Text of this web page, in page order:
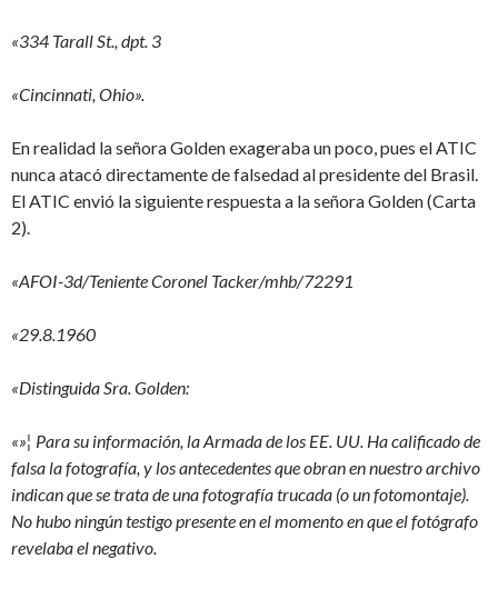
«334 Tarall St., dpt. 3
«Cincinnati, Ohio».
En realidad la señora Golden exageraba un poco, pues el ATIC
nunca atacó directamente de falsedad al presidente del Brasil.
El ATIC envió la siguiente respuesta a la señora Golden (Carta
2).
«AFOI-3d/Teniente Coronel Tacker/mhb/72291
«29.8.1960
«Distinguida Sra. Golden:
«»¦ Para su información, la Armada de los EE. UU. Ha calificado de
falsa la fotografía, y los antecedentes que obran en nuestro archivo
indican que se trata de una fotografía trucada (o un fotomontaje).
No hubo ningún testigo presente en el momento en que el fotógrafo
revelaba el negativo.